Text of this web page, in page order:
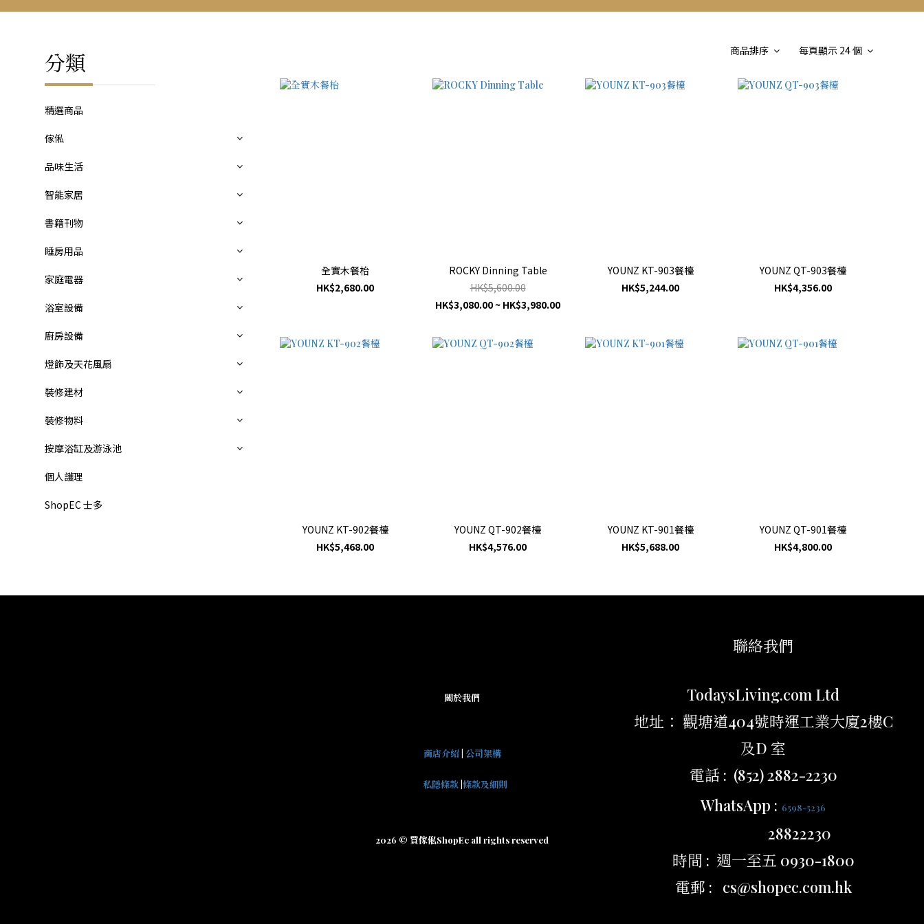
分類
精選商品
傢俬
品味生活
智能家居
書籍刊物
睡房用品
家庭電器
浴室設備
廚房設備
燈飾及天花風扇
裝修建材
裝修物料
按摩浴缸及游泳池
個人護理
ShopEC 士多
商品排序 每頁顯示 24 個
全實木餐枱
HK$2,680.00
ROCKY Dinning Table
HK$5,600.00
HK$3,080.00 ~ HK$3,980.00
YOUNZ KT-903餐檯
HK$5,244.00
YOUNZ QT-903餐檯
HK$4,356.00
YOUNZ KT-902餐檯
HK$5,468.00
YOUNZ QT-902餐檯
HK$4,576.00
YOUNZ KT-901餐檯
HK$5,688.00
YOUNZ QT-901餐檯
HK$4,800.00
關於我們
商店介紹| 公司架構
私隱條款 條款及細則
2026 © 買傢俬ShopEc all rights reserved
聯絡我們
TodaysLiving.com Ltd
地址： 觀塘道404號時運工業大廈2樓C
及D 室
電話 : (852) 2882-2230
WhatsApp : 6598-5236
28822230
時間 : 週一至五 0930-1800
電郵 : cs@shopec.com.hk